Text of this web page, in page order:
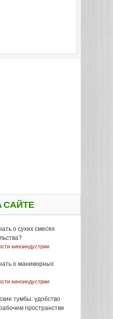
САЙТЕ
о сухих смесях
киноиндустрии
о маникюрных
киноиндустрии
тумбы: удобство
пространстве